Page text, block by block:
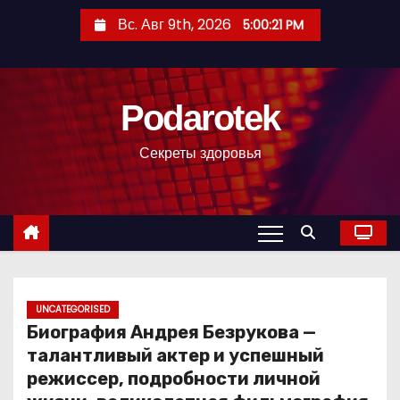
с
Вс. Авг 9th, 2026 5:00:22 PM
Podarotek
Секреты здоровья
UNCATEGORISED
Биография Андрея Безрукова —
талантливый актер и успешный
режиссер, подробности личной